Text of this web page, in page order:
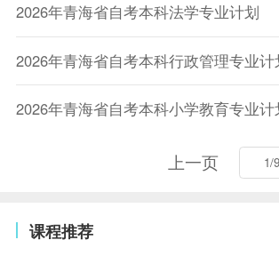
2026年青海省自考本科法学专业计划
2026年青海省自考本科行政管理专业计
2026年青海省自考本科小学教育专业计
上一页
课程推荐